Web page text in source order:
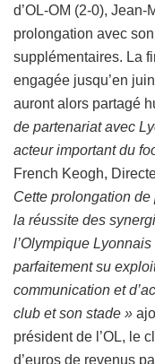
d’OL-OM (2-0),
prolongation avec
supplémentaires. La
engagée jusqu’en
auront alors partagé
de partenariat avec
acteur important du
French Keogh,
Cette prolongation
la réussite des
l’Olympique
parfaitement su
communication et
club et son stade »
président de l’OL, le
d’euros de revenus